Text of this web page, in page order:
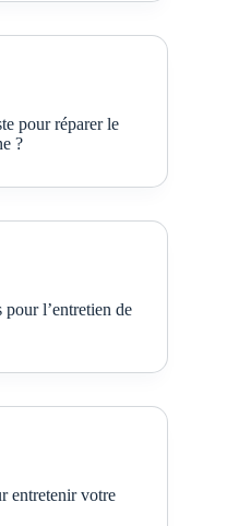
pour réparer le
?
l’entretien de
entretenir votre